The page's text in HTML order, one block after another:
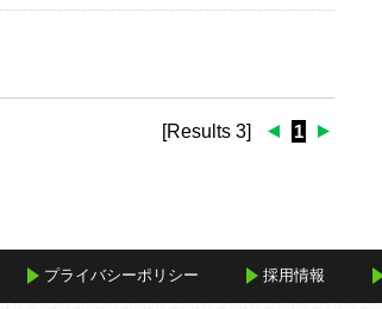
[Results 3] 1
プライバシーポリシー 採用情報